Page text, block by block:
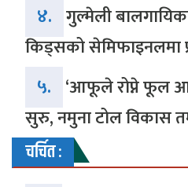
४. गुल्मेली
किड्सको सेमिफाइनलमा
५. ‘आफूले रोप्ने फूल
सुरु, नमुना टोल विकास
चर्चित :